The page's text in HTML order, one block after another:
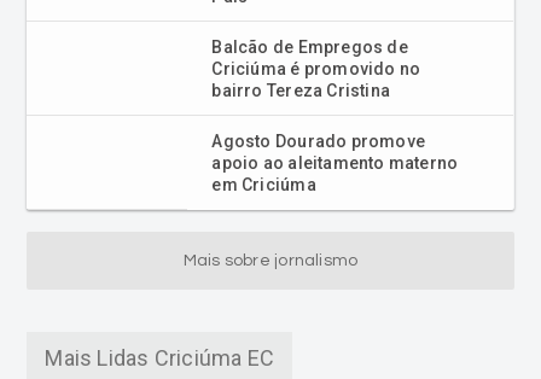
Balcão de Empregos de
Criciúma é promovido no
bairro Tereza Cristina
Agosto Dourado promove
apoio ao aleitamento materno
em Criciúma
Mais sobre jornalismo
Mais Lidas Criciúma EC